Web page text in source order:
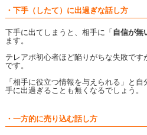
・下手（したて）に出過ぎな話し方
下手に出てしまうと、相手に「 自信が無
ます。
テレアポ初心者ほど陥りがちな失敗で
です。
「相手に役立つ情報を与えられる」と
手に出過ぎることも無くなるでしょう。
・一方的に売り込む話し方